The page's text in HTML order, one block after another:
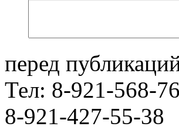
перед
Тел: 8-921-568-
8-921-427-55-38